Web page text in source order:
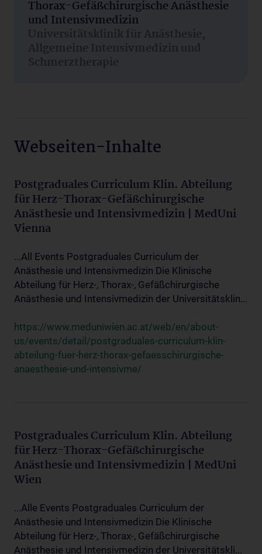
Thorax-Gefäßchirurgische Anästhesie
und Intensivmedizin
Universitätsklinik für Anästhesie,
Allgemeine Intensivmedizin und
Schmerztherapie
Webseiten-Inhalte
Postgraduales Curriculum Klin. Abteilung
für Herz-Thorax-Gefäßchirurgische
Anästhesie und Intensivmedizin | MedUni
Vienna
...All Events Postgraduales Curriculum der
Anästhesie und Intensivmedizin Die Klinische
Abteilung für Herz-, Thorax-, Gefäßchirurgische
Anästhesie und Intensivmedizin der Universitätsklin...
https://www.meduniwien.ac.at/web/en/about-
us/events/detail/postgraduales-curriculum-klin-
abteilung-fuer-herz-thorax-gefaesschirurgische-
anaesthesie-und-intensivme/
Postgraduales Curriculum Klin. Abteilung
für Herz-Thorax-Gefäßchirurgische
Anästhesie und Intensivmedizin | MedUni
Wien
...Alle Events Postgraduales Curriculum der
Anästhesie und Intensivmedizin Die Klinische
Abteilung für Herz-, Thorax-, Gefäßchirurgische
Anästhesie und Intensivmedizin der Universitätskli...